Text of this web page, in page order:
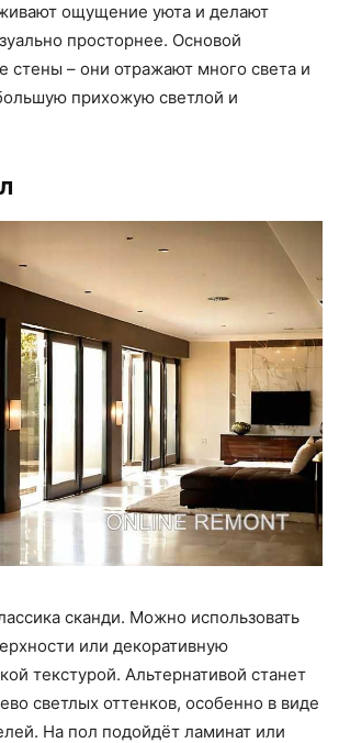
ощущение уюта и делают
просторнее. Основой
стены – они отражают много света и
прихожую светлой и
сканди. Можно использовать
или декоративную
текстурой. Альтернативой станет
светлых оттенков, особенно в виде
На пол подойдёт ламинат или